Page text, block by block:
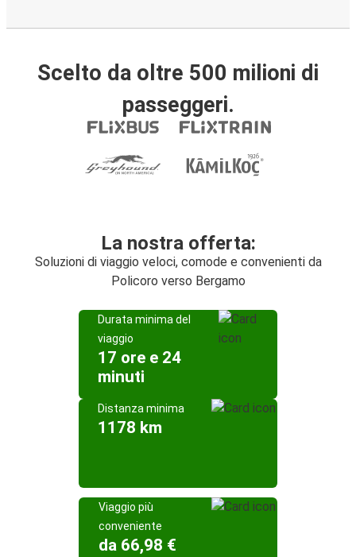
Scelto da oltre 500 milioni di
passeggeri.
La nostra offerta:
Soluzioni di viaggio veloci, comode e convenienti da
Policoro verso Bergamo
Durata minima del
viaggio
17 ore e 24
minuti
Distanza minima
1178 km
Viaggio più
conveniente
da 66,98 €